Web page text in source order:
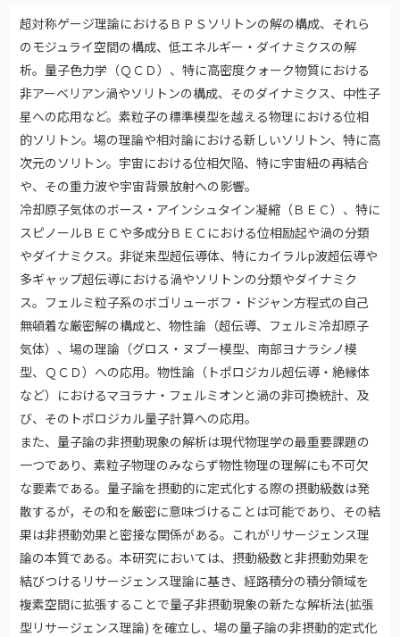
超対称ゲージ理論におけるＢＰＳソリトンの解の構成、それら
のモジュライ空間の構成、低エネルギー・ダイナミクスの解
析。量子色力学（ＱＣＤ）、特に高密度クォーク物質における
非アーベリアン渦やソリトンの構成、そのダイナミクス、中性子
星への応用など。素粒子の標準模型を越える物理における位相
的ソリトン。場の理論や相対論における新しいソリトン、特に高
次元のソリトン。宇宙における位相欠陥、特に宇宙紐の再結合
や、その重力波や宇宙背景放射への影響。
冷却原子気体のボース・アインシュタイン凝縮（ＢＥＣ）、特に
スピノールＢＥＣや多成分ＢＥＣにおける位相励起や渦の分類
やダイナミクス。非従来型超伝導体、特にカイラルp波超伝導や
多ギャップ超伝導における渦やソリトンの分類やダイナミク
ス。フェルミ粒子系のボゴリューボフ・ドジャン方程式の自己
無頓着な厳密解の構成と、物性論（超伝導、フェルミ冷却原子
気体）、場の理論（グロス・ヌブー模型、南部ヨナラシノ模
型、ＱＣＤ）への応用。物性論（トポロジカル超伝導・絶縁体
など）におけるマヨラナ・フェルミオンと渦の非可換統計、及
び、そのトポロジカル量子計算への応用。
また、量子論の非摂動現象の解析は現代物理学の最重要課題の
一つであり、素粒子物理のみならず物性物理の理解にも不可欠
な要素である。量子論を摂動的に定式化する際の摂動級数は発
散するが，その和を厳密に意味づけることは可能であり、その結
果は非摂動効果と密接な関係がある。これがリサージェンス理
論の本質である。本研究においては、摂動級数と非摂動効果を
結びつけるリサージェンス理論に基き、経路積分の積分領域を
複素空間に拡張することで量子非摂動現象の新たな解析法(拡張
型リサージェンス理論) を確立し、場の量子論の非摂動的定式化